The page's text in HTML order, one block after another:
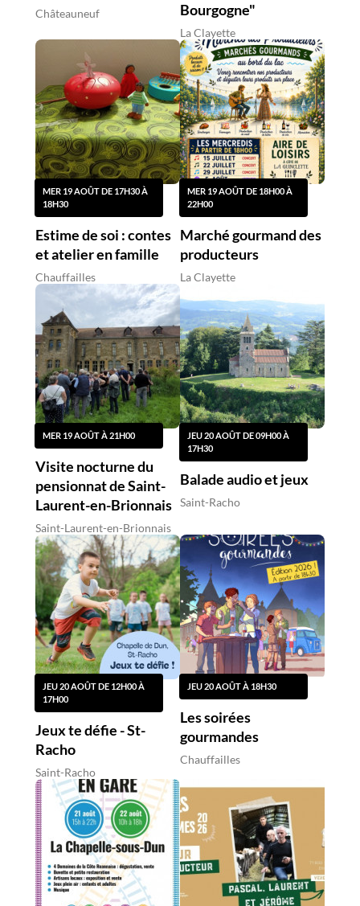
Châteauneuf
Bourgogne"
La Clayette
MER 19 AOÛT DE 17H30 À
18H30
Estime de soi : contes
et atelier en famille
Chauffailles
MER 19 AOÛT DE 18H00 À
22H00
Marché gourmand des
producteurs
La Clayette
MER 19 AOÛT À 21H00
Visite nocturne du
pensionnat de Saint-
Laurent-en-Brionnais
Saint-Laurent-en-Brionnais
JEU 20 AOÛT DE 09H00 À
17H30
Balade audio et jeux
Saint-Racho
JEU 20 AOÛT DE 12H00 À
17H00
Jeux te défie - St-
Racho
Saint-Racho
JEU 20 AOÛT À 18H30
Les soirées
gourmandes
Chauffailles